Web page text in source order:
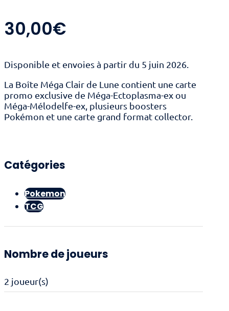
30,00€
Disponible et envoies à partir du 5 juin 2026.
La Boîte Méga Clair de Lune contient une carte
promo exclusive de Méga-Ectoplasma-ex ou
Méga-Mélodelfe-ex, plusieurs boosters
Pokémon et une carte grand format collector.
Catégories
Pokemon
TCG
Nombre de joueurs
2 joueur(s)